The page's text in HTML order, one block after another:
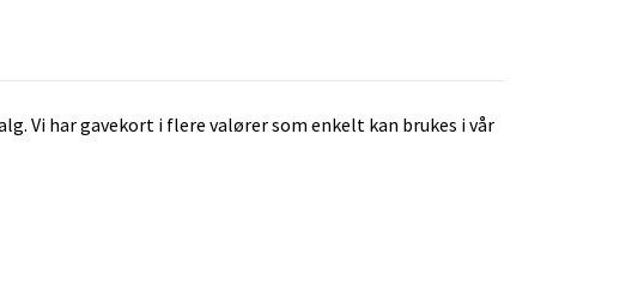
Vi har gavekort i flere valører som enkelt kan brukes i vår